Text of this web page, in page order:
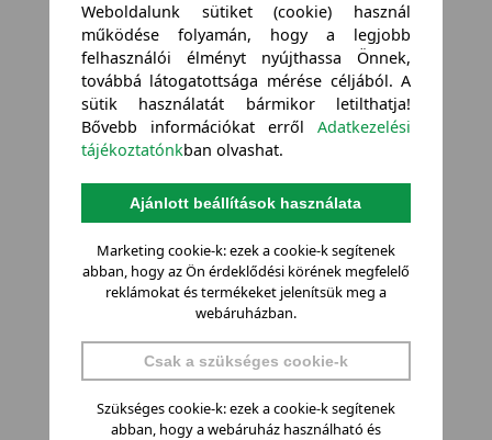
Weboldalunk sütiket (cookie) használ
működése folyamán, hogy a legjobb
felhasználói élményt nyújthassa Önnek,
továbbá látogatottsága mérése céljából. A
sütik használatát bármikor letilthatja!
Bővebb információkat errőlAdatkezelési
tájékoztatónkban olvashat.
Ajánlott beállítások használata
Marketing cookie-k: ezek a cookie-k segítenek
abban, hogy az Ön érdeklődési körének megfelelő
reklámokat és termékeket jelenítsük meg a
webáruházban.
Csak a szükséges cookie-k
Szükséges cookie-k: ezek a cookie-k segítenek
abban, hogy a webáruház használható és